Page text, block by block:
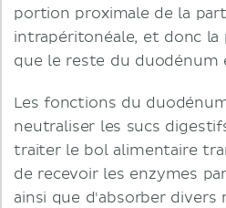
portion proximale de la
intrapéritonéale, et donc la
que le reste du duodénum
Les fonctions du
neutraliser les sucs
traiter le bol alimentaire
de recevoir les enzymes
ainsi que d'absorber divers